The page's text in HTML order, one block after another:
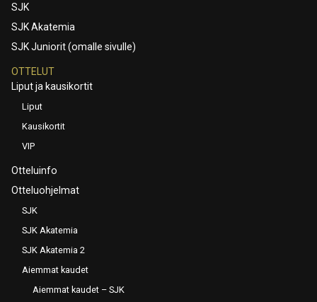
SJK
SJK Akatemia
SJK Juniorit (omalle sivulle)
OTTELUT
Liput ja kausikortit
Liput
Kausikortit
VIP
Otteluinfo
Otteluohjelmat
SJK
SJK Akatemia
SJK Akatemia 2
Aiemmat kaudet
Aiemmat kaudet – SJK